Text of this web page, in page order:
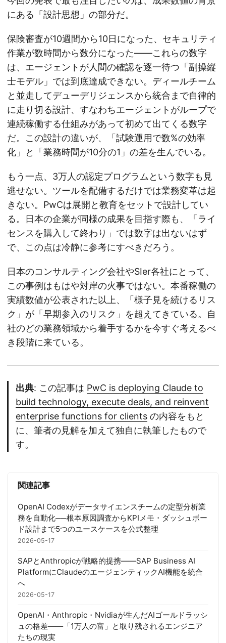
にある「設計思想」の部分だ。
保険審査が10週間から10日になった、セキュリティ
作業が数時間から数分になった——これらの数字
は、エージェントが人間の確認を逐一待つ「副操縦
士モデル」では到底達成できない。ディールチーム
と並走してデューデリジェンスから統合まで自律的
に走り切る設計、すなわちエージェントがループで
連続稼働する仕組みがあって初めて出てくる数字
だ。この設計の違いが、「試験運用で数%の効率
化」と「業務時間が10分の1」の差を生んでいる。
もう一点、3万人の認定プログラムという数字も見
逃せない。ツールを配備するだけでは業務変革は起
きない。PwCは展開と教育をセットで設計してい
る。日本の企業が同様の成果を目指す際も、「ライ
センスを購入して終わり」では数字は出ないはず
で、この点は冷静に参考にすべきだろう。
日本のコンサルティング会社やSIer各社にとって、
この事例はもはや対岸の火事ではない。本番稼働の
実績数値が公表された以上、「様子見を続けるリス
ク」が「早期参入のリスク」を超えてきている。自
社のどの業務領域から着手するかを今すぐ考えるべ
き段階に来ている。
出典: この記事は PwC is deploying Claude to
build technology, execute deals, and reinvent
enterprise functions for clients の内容をもと
に、筆者の見解を加えて独自に執筆したもので
す。
関連記事
OpenAI Codexがデータサイエンスチームの定型分析業
務を自動化──根本原因調査からKPIメモ・ダッシュボー
ド設計まで5つのユースケースを公式整理
2026-05-17
SAPとAnthropicが戦略的提携——SAP Business AI
PlatformにClaudeのエージェンティックAI機能を統合
へ
2026-05-17
OpenAI・Anthropic・Nvidiaが生んだAIゴールドラッシ
ュの格差——「1万人の富」と取り残されるエンジニア
たちの現実